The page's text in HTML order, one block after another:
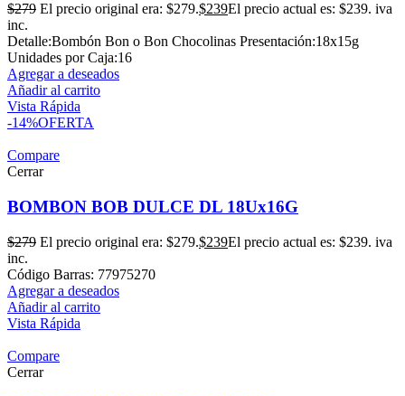
$279 El precio original era: $279.$239El precio actual es: $239. iva
inc.
Detalle:Bombón Bon o Bon Chocolinas Presentación:18x15g
Unidades por Caja:16
Agregar a deseados
Añadir al carrito
Vista Rápida
-14%OFERTA
Compare
Cerrar
BOMBON BOB DULCE DL 18Ux16G
$279 El precio original era: $279.$239El precio actual es: $239. iva
inc.
Código Barras: 77975270
Agregar a deseados
Añadir al carrito
Vista Rápida
Compare
Cerrar